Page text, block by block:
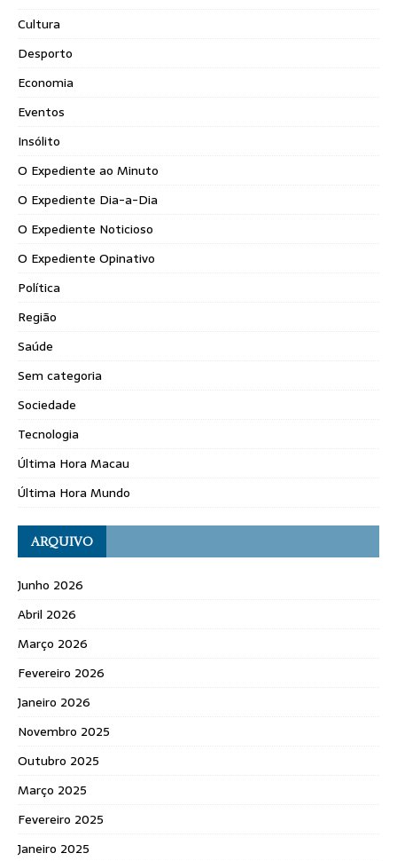
Cultura
Desporto
Economia
Eventos
Insólito
O Expediente ao Minuto
O Expediente Dia-a-Dia
O Expediente Noticioso
O Expediente Opinativo
Política
Região
Saúde
Sem categoria
Sociedade
Tecnologia
Última Hora Macau
Última Hora Mundo
ARQUIVO
Junho 2026
Abril 2026
Março 2026
Fevereiro 2026
Janeiro 2026
Novembro 2025
Outubro 2025
Março 2025
Fevereiro 2025
Janeiro 2025